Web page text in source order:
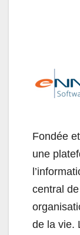
Fondée
une
central
de la vie.